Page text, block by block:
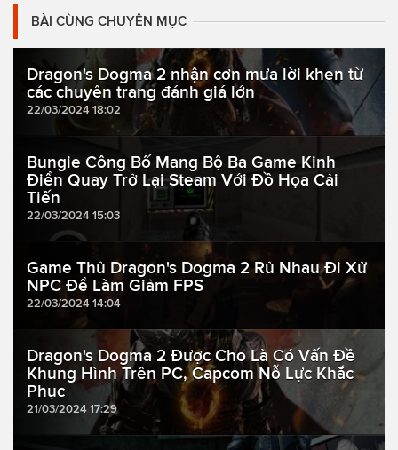
BÀI CÙNG CHUYÊN MỤC
Dragon's Dogma 2 nhận cơn mưa lời khen từ
các chuyên trang đánh giá lớn
22/03/2024 18:02
Bungie Công Bố Mang Bộ Ba Game Kinh
Điển Quay Trở Lại Steam Với Đồ Họa Cải
Tiến
22/03/2024 15:03
Game Thủ Dragon's Dogma 2 Rủ Nhau Đi Xử
NPC Để Làm Giảm FPS
22/03/2024 14:04
Dragon's Dogma 2 Được Cho Là Có Vấn Đề
Khung Hình Trên PC, Capcom Nỗ Lực Khắc
Phục
21/03/2024 17:29